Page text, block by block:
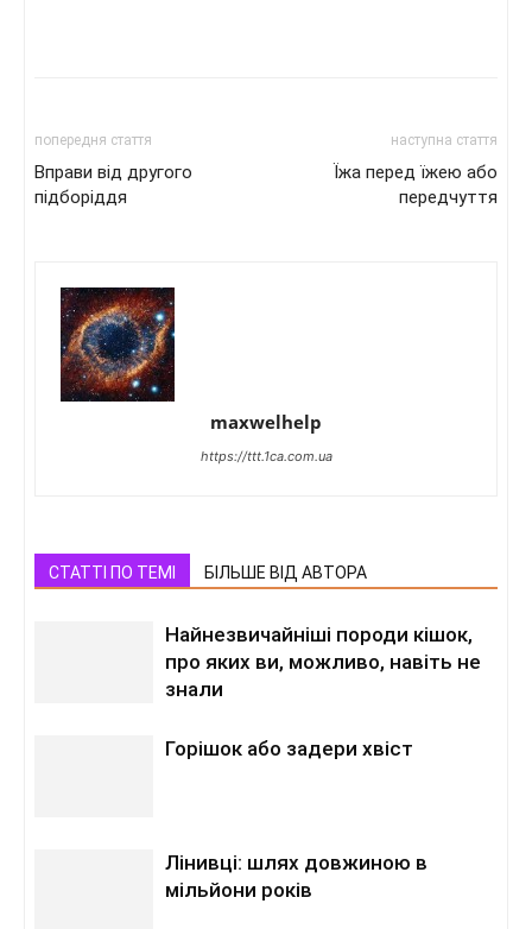
попередня стаття
Вправи від другого
підборіддя
наступна стаття
Їжа перед їжею або
передчуття
maxwelhelp
https://ttt.1ca.com.ua
СТАТТІ ПО ТЕМІ БІЛЬШЕ ВІД АВТОРА
Найнезвичайніші породи кішок,
про яких ви, можливо, навіть не
знали
Горішок або задери хвіст
Лінивці: шлях довжиною в
мільйони років